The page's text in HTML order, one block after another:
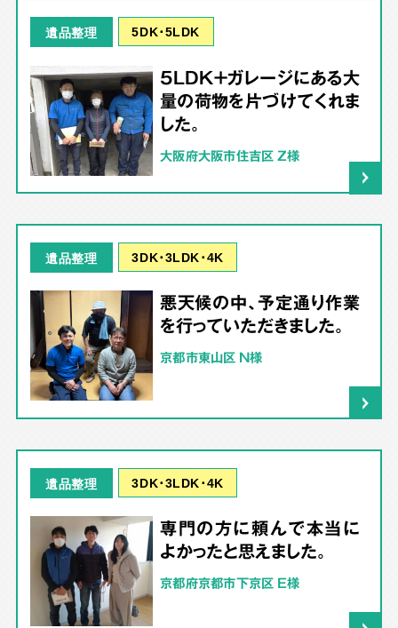
遺品整理 5DK･5LDK
5LDK＋ガレージにある大
量の荷物を片づけてくれま
した。
大阪府大阪市住吉区 Z様
遺品整理 3DK･3LDK･4K
悪天候の中、予定通り作業
を行っていただきました。
京都市東山区 N様
遺品整理 3DK･3LDK･4K
専門の方に頼んで本当に
よかったと思えました。
京都府京都市下京区 E様